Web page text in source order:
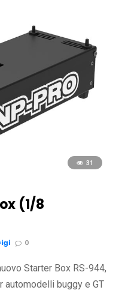
31
(1/8
0
Starter Box RS-944,
buggy e GT